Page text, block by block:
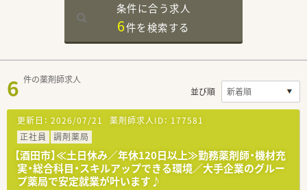
条件に合う求人
6件を検索する
6 件の薬剤師求人
並び順
更新日： 2026/07/21 薬剤師求人ID： 177581
正社員
調剤薬局
【酒田市】≪土日休み／年休120日以上≫勤務薬剤師・機材充
実・総合科目・スキルアップできる環境／大手企業のグルー
プ薬局で安定就業が叶います♪